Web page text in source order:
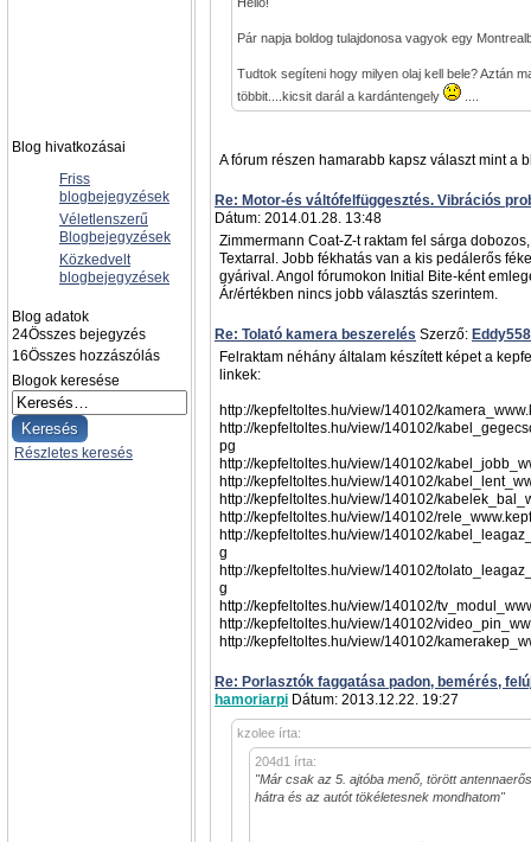
Blog hivatkozásai
Friss
blogbejegyzések
Véletlenszerű
Blogbejegyzések
Közkedvelt
blogbejegyzések
Blog adatok
24Összes bejegyzés
16Összes hozzászólás
Blogok keresése
Részletes keresés
Pár napja boldog tulajdonosa vagyok egy
Tudtok segíteni hogy milyen olaj kell bele? Aztán
többit....kicsit darál a kardántengely
A fórum részen hamarabb kapsz választ mint a
Re: Motor-és váltófelfüggesztés. Vibrációs
Dátum: 2014.01.28. 13:48
Zimmermann Coat-Z-t raktam fel sárga
Textarral. Jobb fékhatás van a kis pedálerős
gyárival. Angol fórumokon Initial Bite-ként
Ár/értékben nincs jobb választás szerintem.
Re: Tolató kamera beszerelés Szerző:
Felraktam néhány általam készített képet a
linkek:
http://kepfeltoltes.hu/view/140102/
http://kepfeltoltes.hu/view/140102/
pg
http://kepfeltoltes.hu/view/140102/
http://kepfeltoltes.hu/view/140102/
http://kepfeltoltes.hu/view/140102/
http://kepfeltoltes.hu/view/140102/
http://kepfeltoltes.hu/view/140102/
g
http://kepfeltoltes.hu/view/140102/
g
http://kepfeltoltes.hu/view/140102/
http://kepfeltoltes.hu/view/140102/
http://kepfeltoltes.hu/view/140102/
Re: Porlasztók faggatása padon, bemérés,
hamoriarpi Dátum: 2013.12.22. 19:27
kzolee írta:
204d1 írta:
"Már csak az 5. ajtóba menő, törött
hátra és az autót tökéletesnek mondhatom"